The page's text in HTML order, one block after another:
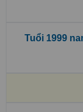
Tuổi 1999